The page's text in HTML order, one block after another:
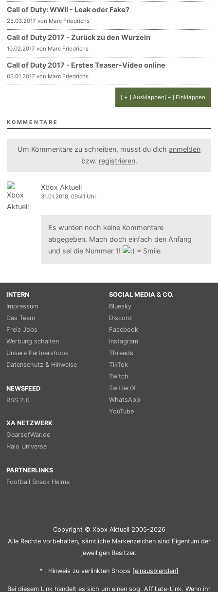
Call of Duty: WWII - Leak oder Fake?
25.03.2017 von Marc Friedrichs
Call of Duty 2017 - Zurück zu den Wurzeln
10.02.2017 von Marc Friedrichs
Call of Duty 2017 - Erstes Teaser-Video online
03.01.2017 von Marc Friedrichs
[ + ] Ausklappen[ – ] Einklappen
KOMMENTARE
Um Kommentare zu schreiben, musst du dich anmelden
bzw. registrieren.
Xbox Aktuell
31.01.2018, 09:41 Uhr
Es wurden noch keine Kommentare
abgegeben. Mach doch einfach den Anfang
und sei die Nummer 1!
INTERN
Impressum
Das Team
Freie Jobs
Werbung schalten
Unsere Partnershops
Datenschutz & Hinweise
NEWSFEED
RSS 2.0
SOCIAL MEDIA & CO.
Bluesky
Discord
Facebook
Instagram
Threads
TikTok
Twitch
Twitter/X
WhatsApp
YouTube
XA NETZWERK
GearsofWar.de
Halo Universe
PARTNERLINKS
Football Snack Helme
Copyright © Xbox Aktuell 2005-2026
Alle Rechte vorbehalten, sämtliche Markenzeichen sind Eigentum der
jeweiligen Besitzer.
* : Hinweis zu verlinkten Shops [einausblenden]
Bei diesem Link handelt es sich um einen sog. Affiliate-Link. Wenn ihr